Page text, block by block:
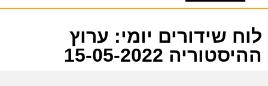
לוח שידורים יומי: ערוץ
ההיסטוריה 15-05-2022